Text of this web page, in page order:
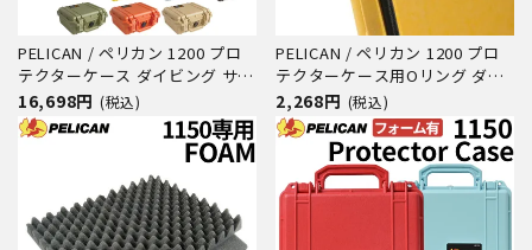
PELICAN / ペリカン 1200 プロ
テクターケース ダイビング サー
フィン アウトドア キャンプ 釣
り カメラ 精密機器 防水 防塵 耐
衝撃
16,698円 (税込)
PELICAN / ペリカン 1200 プロ
テクターケース用Oリング ダイ
ビング サーフィン アウトドア
キャンプ 釣り カメラ 精密機器
防水 防塵 耐衝撃
2,268円 (税込)